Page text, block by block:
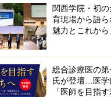
関西学院・初
育現場から語
魅力とこれから
総合診療医の
氏が登壇…医学
「医師を目指